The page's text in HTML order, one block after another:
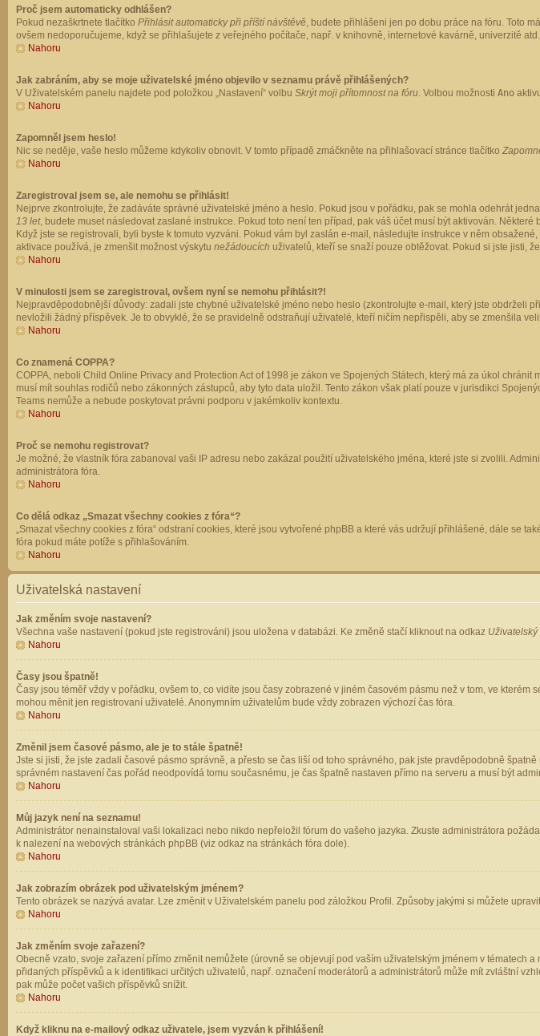
Proč jsem automaticky odhlášen?
Pokud nezaškrtnete tlačítko Přihlásit automaticky při příští návštěvě, budete přihlášeni jen po dobu práce na fóru. Toto
ovšem nedoporučujeme, když se přihlašujete z veřejného počítače, např. v knihovně, internetové kavárně, univerzitě atd.
Nahoru
Jak zabráním, aby se moje uživatelské jméno objevilo v seznamu právě přihlášených?
V Uživatelském panelu najdete pod položkou „Nastavení“ volbu Skrýt moji přítomnost na fóru. Volbou možnosti Ano
Nahoru
Zapomněl jsem heslo!
Nic se neděje, vaše heslo můžeme kdykoliv obnovit. V tomto případě zmáčkněte na přihlašovací stránce tlačítko
Nahoru
Zaregistroval jsem se, ale nemohu se přihlásit!
Nejprve zkontrolujte, že zadáváte správné uživatelské jméno a heslo. Pokud jsou v pořádku, pak se mohla odehrát
13 let, budete muset následovat zaslané instrukce. Pokud toto není ten případ, pak váš účet musí být aktivován.
Když jste se registrovali, byli byste k tomuto vyzváni. Pokud vám byl zaslán e-mail, následujte instrukce v něm
aktivace používá, je zmenšit možnost výskytu nežádoucích uživatelů, kteří se snaží pouze obtěžovat. Pokud si jste jisti,
Nahoru
V minulosti jsem se zaregistroval, ovšem nyní se nemohu přihlásit?!
Nejpravděpodobnější důvody: zadali jste chybné uživatelské jméno nebo heslo (zkontrolujte e-mail, který jste obdrželi
nevložili žádný příspěvek. Je to obvyklé, že se pravidelně odstraňují uživatelé, kteří ničím nepřispěli, aby se zmenšila
Nahoru
Co znamená COPPA?
COPPA, neboli Child Online Privacy and Protection Act of 1998 je zákon ve Spojených Státech, který má za úkol
musí mít souhlas rodičů nebo zákonných zástupců, aby tyto data uložil. Tento zákon však platí pouze v jurisdikci
Teams nemůže a nebude poskytovat právni podporu v jakémkoliv kontextu.
Nahoru
Proč se nemohu registrovat?
Je možné, že vlastník fóra zabanoval vaši IP adresu nebo zakázal použití uživatelského jména, které jste si zvolili.
administrátora fóra.
Nahoru
Co dělá odkaz „Smazat všechny cookies z fóra“?
„Smazat všechny cookies z fóra“ odstraní cookies, které jsou vytvořené phpBB a které vás udržují přihlášené, dále se
fóra pokud máte potíže s přihlašováním.
Nahoru
Uživatelská nastavení
Jak změním svoje nastavení?
Všechna vaše nastavení (pokud jste registrováni) jsou uložena v databázi. Ke změně stačí kliknout na odkaz
Nahoru
Časy jsou špatně!
Časy jsou téměř vždy v pořádku, ovšem to, co vidíte jsou časy zobrazené v jiném časovém pásmu než v tom, ve
mohou měnit jen registrovaní uživatelé. Anonymním uživatelům bude vždy zobrazen výchozí čas fóra.
Nahoru
Změnil jsem časové pásmo, ale je to stále špatně!
Jste si jisti, že jste zadali časové pásmo správně, a přesto se čas liší od toho správného, pak jste pravděpodobně
správném nastavení čas pořád neodpovídá tomu současnému, je čas špatně nastaven přímo na serveru a musí být
Nahoru
Můj jazyk není na seznamu!
Administrátor nenainstaloval vaši lokalizaci nebo nikdo nepřeložil fórum do vašeho jazyka. Zkuste administrátora
k nalezení na webových stránkách phpBB (viz odkaz na stránkách fóra dole).
Nahoru
Jak zobrazím obrázek pod uživatelským jménem?
Tento obrázek se nazývá avatar. Lze změnit v Uživatelském panelu pod záložkou Profil. Způsoby jakými si můžete
Nahoru
Jak změním svoje zařazení?
Obecně vzato, svoje zařazení přímo změnit nemůžete (úrovně se objevují pod vaším uživatelským jménem v
přidaných příspěvků a k identifikaci určitých uživatelů, např. označení moderátorů a administrátorů může mít zvláštní
pak může počet vašich příspěvků snížit.
Nahoru
Když kliknu na e-mailový odkaz uživatele, jsem vyzván k přihlášení!